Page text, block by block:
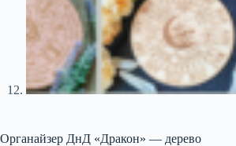
Органайзер ДнД «Дракон» — дерево